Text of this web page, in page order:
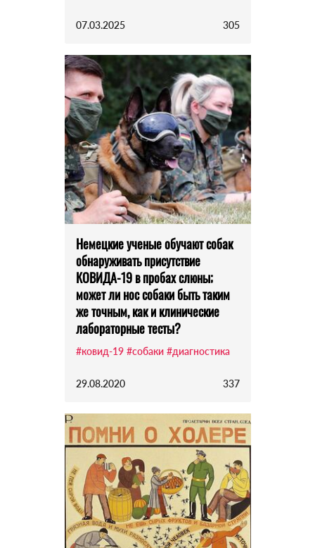
07.03.2025 305
Немецкие ученые обучают собак
обнаруживать присутствие
КОВИДА-19 в пробах слюны;
может ли нос собаки быть таким
же точным, как и клинические
лабораторные тесты?
#ковид-19 #собаки #диагностика
29.08.2020 337